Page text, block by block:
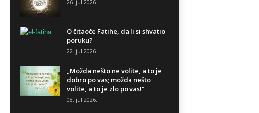
26. jul 2026.
O čitaoče Fatihe, da li si shvatio
poruku?
22. jul 2026.
„Možda nešto ne volite, a to je
dobro po vas; možda nešto
volite, a to je zlo po vas!“
08. jul 2026.